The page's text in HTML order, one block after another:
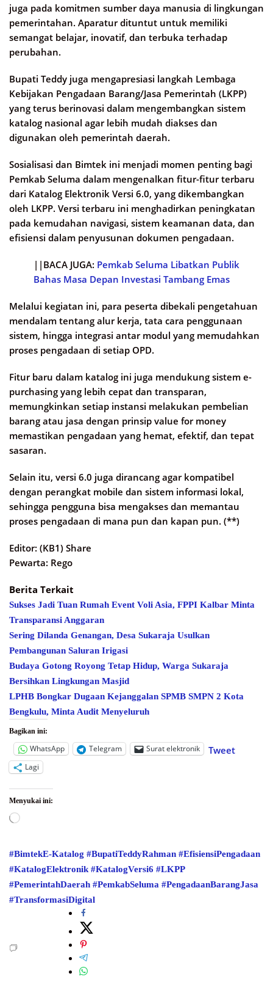
juga pada komitmen sumber daya manusia di lingkungan
pemerintahan. Aparatur dituntut untuk memiliki
semangat belajar, inovatif, dan terbuka terhadap
perubahan.
Bupati Teddy juga mengapresiasi langkah Lembaga
Kebijakan Pengadaan Barang/Jasa Pemerintah (LKPP)
yang terus berinovasi dalam mengembangkan sistem
katalog nasional agar lebih mudah diakses dan
digunakan oleh pemerintah daerah.
Sosialisasi dan Bimtek ini menjadi momen penting bagi
Pemkab Seluma dalam mengenalkan fitur-fitur terbaru
dari Katalog Elektronik Versi 6.0, yang dikembangkan
oleh LKPP. Versi terbaru ini menghadirkan peningkatan
pada kemudahan navigasi, sistem keamanan data, dan
efisiensi dalam penyusunan dokumen pengadaan.
||BACA JUGA: Pemkab Seluma Libatkan Publik
Bahas Masa Depan Investasi Tambang Emas
Melalui kegiatan ini, para peserta dibekali pengetahuan
mendalam tentang alur kerja, tata cara penggunaan
sistem, hingga integrasi antar modul yang memudahkan
proses pengadaan di setiap OPD.
Fitur baru dalam katalog ini juga mendukung sistem e-
purchasing yang lebih cepat dan transparan,
memungkinkan setiap instansi melakukan pembelian
barang atau jasa dengan prinsip value for money
memastikan pengadaan yang hemat, efektif, dan tepat
sasaran.
Selain itu, versi 6.0 juga dirancang agar kompatibel
dengan perangkat mobile dan sistem informasi lokal,
sehingga pengguna bisa mengakses dan memantau
proses pengadaan di mana pun dan kapan pun. (**)
Editor: (KB1) Share
Pewarta: Rego
Berita Terkait
Sukses Jadi Tuan Rumah Event Voli Asia, FPPI Kalbar Minta
Transparansi Anggaran
Sering Dilanda Genangan, Desa Sukaraja Usulkan
Pembangunan Saluran Irigasi
Budaya Gotong Royong Tetap Hidup, Warga Sukaraja
Bersihkan Lingkungan Masjid
LPHB Bongkar Dugaan Kejanggalan SPMB SMPN 2 Kota
Bengkulu, Minta Audit Menyeluruh
Bagikan ini:
WhatsApp Telegram Surat elektronik Tweet
Lagi
Menyukai ini:
Memuat...
#BimtekE-Katalog #BupatiTeddyRahman #EfisiensiPengadaan
#KatalogElektronik #KatalogVersi6 #LKPP
#PemerintahDaerah #PemkabSeluma #PengadaanBarangJasa
#TransformasiDigital